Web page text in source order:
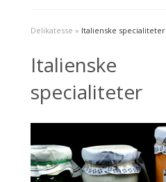
Delikatesse » Italienske specialiteter
Italienske
specialiteter